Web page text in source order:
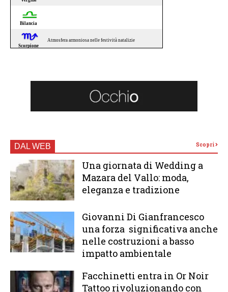
DAL WEB Scopri
Una giornata di Wedding a
Mazara del Vallo: moda,
eleganza e tradizione
Giovanni Di Gianfrancesco
una forza significativa anche
nelle costruzioni a basso
impatto ambientale
Facchinetti entra in Or Noir
Tattoo rivoluzionando con